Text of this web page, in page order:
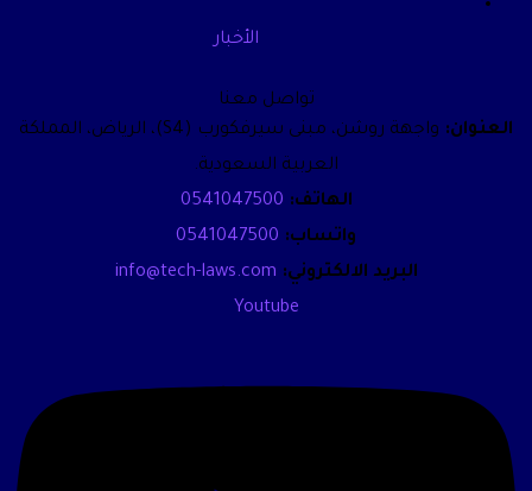
الأخبار
تواصل معنا
العنوان:
واجهة روشن، مبنى سيرفكورب (S4)، الرياض، المملكة
العربية السعودية.
الهاتف: 0541047500
واتساب: 0541047500
البريد الالكتروني: info@tech-laws.com
Youtube